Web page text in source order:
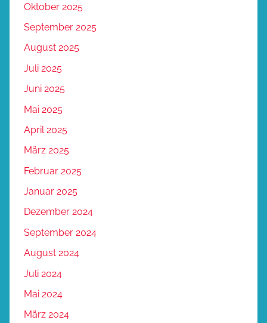
Oktober 2025
September 2025
August 2025
Juli 2025
Juni 2025
Mai 2025
April 2025
März 2025
Februar 2025
Januar 2025
Dezember 2024
September 2024
August 2024
Juli 2024
Mai 2024
März 2024